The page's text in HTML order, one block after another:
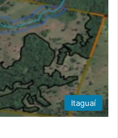
Itaguaí